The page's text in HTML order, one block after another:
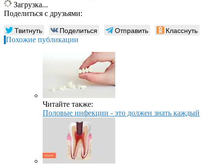
Загрузка...
Поделиться с друзьями:
Твитнуть Поделиться Отправить Класснуть
Похожие публикации
Читайте также:
Половые инфекции - это должен знать каждый